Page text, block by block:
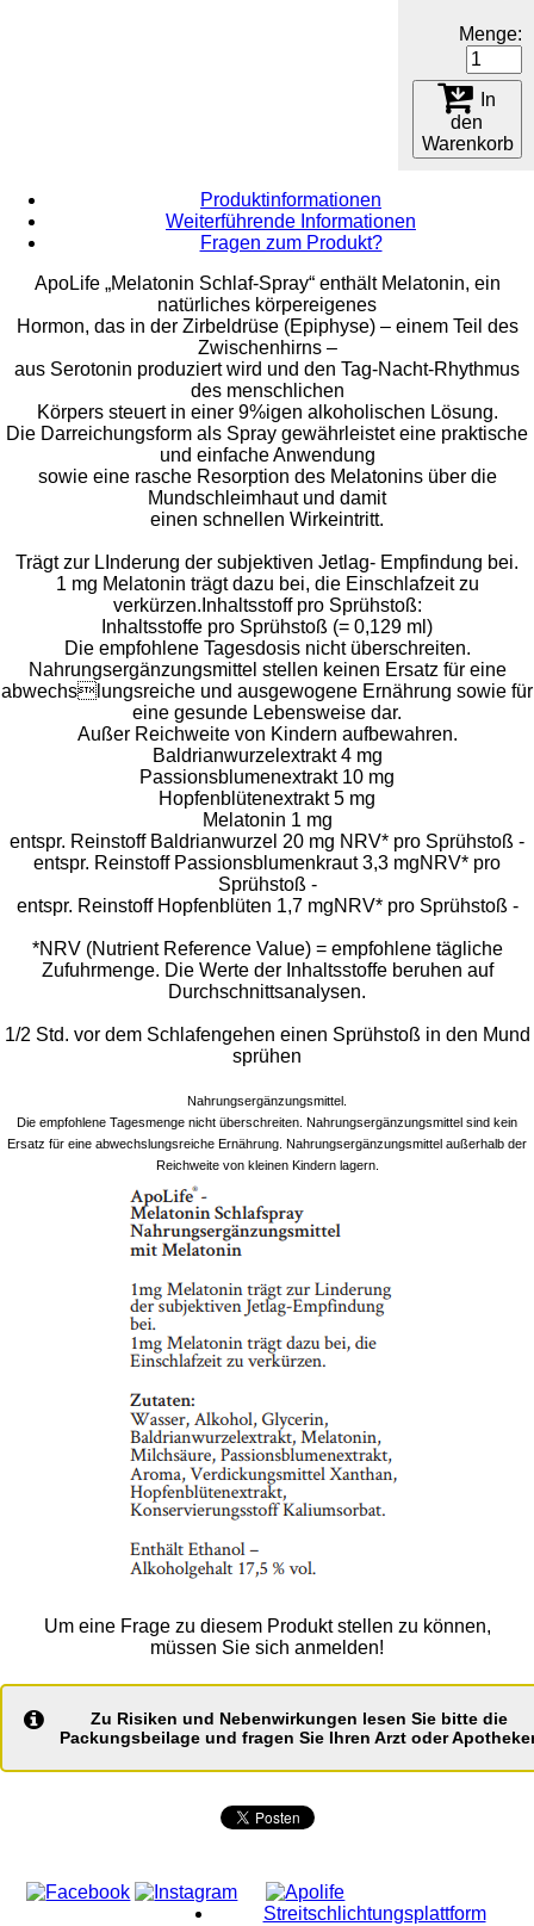
Menge:
In
den
Warenkorb
Produktinformationen
Weiterführende Informationen
Fragen zum Produkt?
ApoLife „Melatonin Schlaf-Spray“ enthält Melatonin, ein
natürliches körpereigenes
Hormon, das in der Zirbeldrüse (Epiphyse) – einem Teil des
Zwischenhirns –
aus Serotonin produziert wird und den Tag-Nacht-Rhythmus
des menschlichen
Körpers steuert in einer 9%igen alkoholischen Lösung.
Die Darreichungsform als Spray gewährleistet eine praktische
und einfache Anwendung
sowie eine rasche Resorption des Melatonins über die
Mundschleimhaut und damit
einen schnellen Wirkeintritt.
Trägt zur LInderung der subjektiven Jetlag- Empfindung bei.
1 mg Melatonin trägt dazu bei, die Einschlafzeit zu
verkürzen.Inhaltsstoff pro Sprühstoß:
Inhaltsstoffe pro Sprühstoß (= 0,129 ml)
Die empfohlene Tagesdosis nicht überschreiten.
Nahrungsergänzungsmittel stellen keinen Ersatz für eine
abwechslungsreiche und ausgewogene Ernährung sowie für
eine gesunde Lebensweise dar.
Außer Reichweite von Kindern aufbewahren.
Baldrianwurzelextrakt 4 mg
Passionsblumenextrakt 10 mg
Hopfenblütenextrakt 5 mg
Melatonin 1 mg
entspr. Reinstoff Baldrianwurzel 20 mg NRV* pro Sprühstoß -
entspr. Reinstoff Passionsblumenkraut 3,3 mgNRV* pro
Sprühstoß -
entspr. Reinstoff Hopfenblüten 1,7 mgNRV* pro Sprühstoß -
*NRV (Nutrient Reference Value) = empfohlene tägliche
Zufuhrmenge. Die Werte der Inhaltsstoffe beruhen auf
Durchschnittsanalysen.
1/2 Std. vor dem Schlafengehen einen Sprühstoß in den Mund
sprühen
Nahrungsergänzungsmittel.
Die empfohlene Tagesmenge nicht überschreiten. Nahrungsergänzungsmittel sind kein
Ersatz für eine abwechslungsreiche Ernährung. Nahrungsergänzungsmittel außerhalb der
Reichweite von kleinen Kindern lagern.
Um eine Frage zu diesem Produkt stellen zu können,
müssen Sie sich anmelden!
Zu Risiken und Nebenwirkungen lesen Sie bitte die
Packungsbeilage und fragen Sie Ihren Arzt oder
Streitschlichtungsplattform